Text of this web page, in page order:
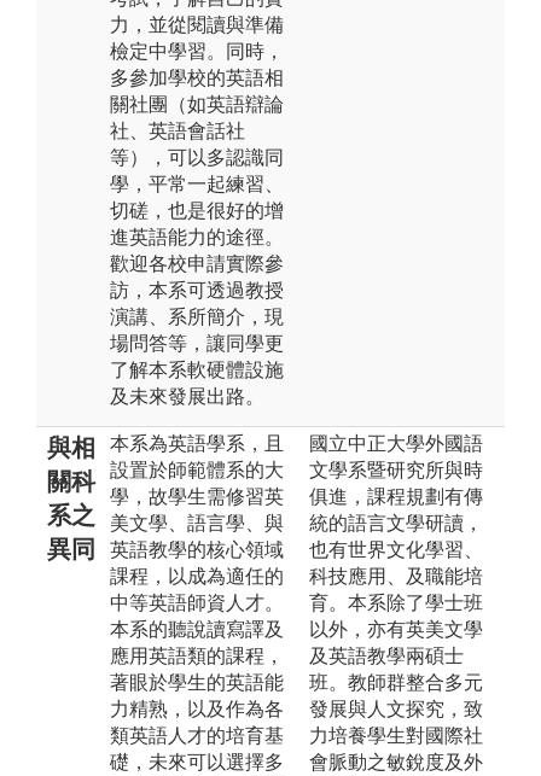
力，並從閱讀與準備
檢定中學習。同時，
多參加學校的英語相
關社團（如英語辯論
社、英語會話社
等），可以多認識同
學，平常一起練習、
切磋，也是很好的增
進英語能力的途徑。
歡迎各校申請實際參
訪，本系可透過教授
演講、系所簡介，現
場問答等，讓同學更
了解本系軟硬體設施
及未來發展出路。
與相
關科
系之
異同
本系為英語學系，且
設置於師範體系的大
學，故學生需修習英
美文學、語言學、與
英語教學的核心領域
課程，以成為適任的
中等英語師資人才。
本系的聽說讀寫譯及
應用英語類的課程，
著眼於學生的英語能
力精熟，以及作為各
類英語人才的培育基
礎，未來可以選擇多
國立中正大學外國語
文學系暨研究所與時
俱進，課程規劃有傳
統的語言文學研讀，
也有世界文化學習、
科技應用、及職能培
育。本系除了學士班
以外，亦有英美文學
及英語教學兩碩士
班。教師群整合多元
發展與人文探究，致
力培養學生對國際社
會脈動之敏銳度及外